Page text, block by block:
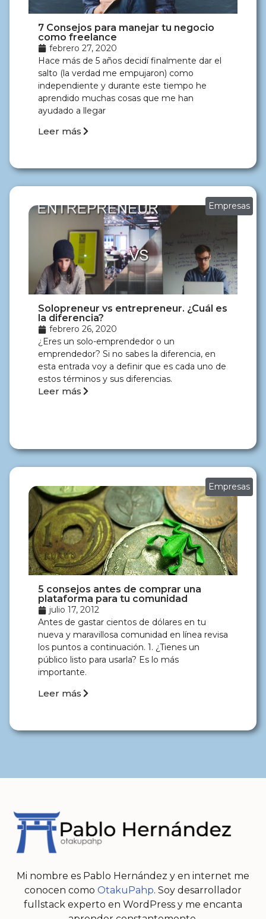
7 Consejos para manejar tu negocio
como freelance
febrero 27, 2020
Hace más de 5 años decidí finalmente dar el
salto (la verdad me empujaron) como
independiente y durante este tiempo he
aprendido muchas cosas que me han
ayudado a llegar
Leer más
Empresas
Solopreneur vs entrepreneur. ¿Cuál es
la diferencia?
febrero 26, 2020
¿Eres un solo-emprendedor o un
emprendedor? Si no sabes la diferencia, en
esta entrada voy a definir que es cada uno de
estos términos y sus diferencias.
Leer más
Empresas
5 consejos antes de comprar una
plataforma para tu comunidad
julio 17, 2012
Antes de gastar cientos de dólares en tu
nueva y maravillosa comunidad en línea revisa
los puntos a continuación. 1. ¿Tienes un
público listo para usarla? Es lo más
importante.
Leer más
Mi nombre es Pablo Hernández y en internet me
conocen como OtakuPahp. Soy desarrollador
fullstack experto en WordPress y me encanta